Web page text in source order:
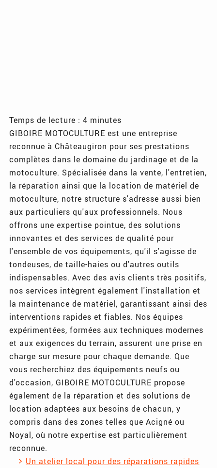
Temps de lecture : 4 minutes
GIBOIRE MOTOCULTURE est une entreprise
reconnue à Châteaugiron pour ses prestations
complètes dans le domaine du jardinage et de la
motoculture. Spécialisée dans la vente, l'entretien,
la réparation ainsi que la location de matériel de
motoculture, notre structure s'adresse aussi bien
aux particuliers qu'aux professionnels. Nous
offrons une expertise pointue, des solutions
innovantes et des services de qualité pour
l'ensemble de vos équipements, qu'il s'agisse de
tondeuses, de taille-haies ou d'autres outils
indispensables. Avec des avis clients très positifs,
nos services intègrent également l'installation et
la maintenance de matériel, garantissant ainsi des
interventions rapides et fiables. Nos équipes
expérimentées, formées aux techniques modernes
et aux exigences du terrain, assurent une prise en
charge sur mesure pour chaque demande. Que
vous recherchiez des équipements neufs ou
d'occasion, GIBOIRE MOTOCULTURE propose
également de la réparation et des solutions de
location adaptées aux besoins de chacun, y
compris dans des zones telles que Acigné ou
Noyal, où notre expertise est particulièrement
reconnue.
Un atelier local pour des réparations rapides